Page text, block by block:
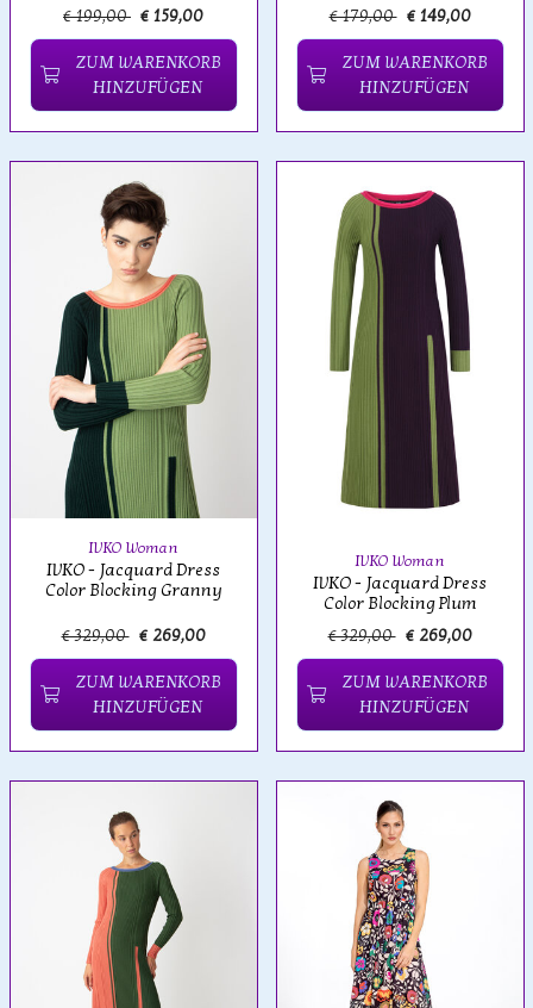
€ 199,00 € 159,00
ZUM WARENKORB
HINZUFÜGEN
€ 179,00 € 149,00
ZUM WARENKORB
HINZUFÜGEN
IVKO Woman
IVKO - Jacquard Dress
Color Blocking Granny
€ 329,00 € 269,00
ZUM WARENKORB
HINZUFÜGEN
IVKO Woman
IVKO - Jacquard Dress
Color Blocking Plum
€ 329,00 € 269,00
ZUM WARENKORB
HINZUFÜGEN